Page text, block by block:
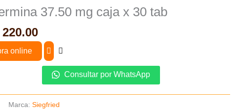
37.50 mg caja x 30 tab
220.00
precio
actual
es:
S/ 220.00.
online
Consultar por WhatsApp
Marca:Siegfried